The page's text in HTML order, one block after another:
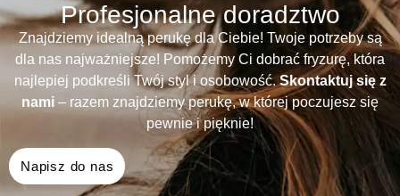
Profesjonalne doradztwo
Znajdziemy idealną perukę dla Ciebie! Twoje potrzeby są
dla nas najważniejsze! Pomożemy Ci dobrać fryzurę, która
najlepiej podkreśli Twój styl i osobowość.Skontaktuj się z
nami – razem znajdziemy perukę, w której poczujesz się
pewnie i pięknie!
Napisz do nas